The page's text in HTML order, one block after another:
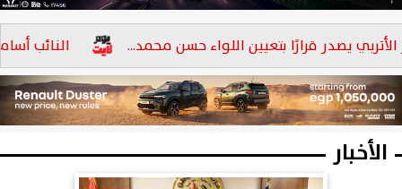
النائب أسامة أبو العز قرارًا بتعيين اللواء حسن محمد...
الأخبار